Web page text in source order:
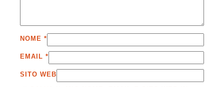
NOME *
EMAIL *
SITO WEB